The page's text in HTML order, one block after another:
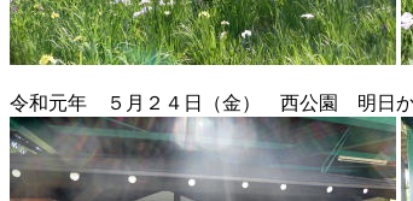
令和元年 ５月２４日（金） 西公園 明日か